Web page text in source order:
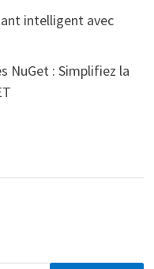
intelligent avec
NuGet : Simplifiez la